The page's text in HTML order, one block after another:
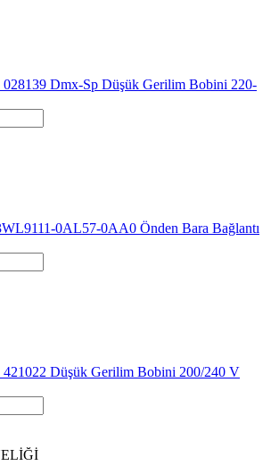
028139 Dmx-Sp Düşük Gerilim Bobini 220-
0AL57-0AA0 Önden Bara Bağlantı
421022 Düşük Gerilim Bobini 200/240 V